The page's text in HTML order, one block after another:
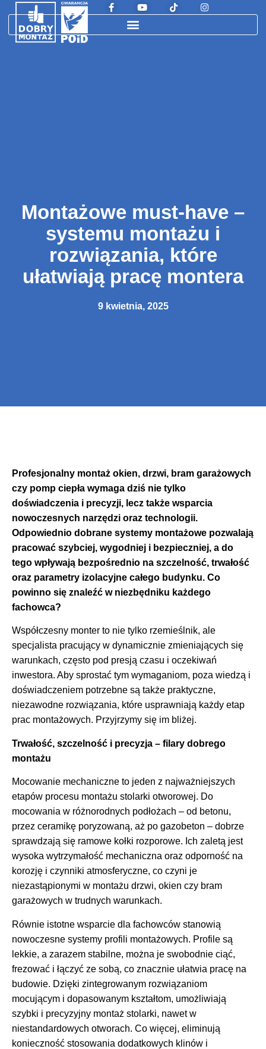
Montażowe must-have –
systemu montażu i
rozwiązania, które
ułatwiają pracę montera
9 kwietnia, 2025
Profesjonalny montaż okien, drzwi, bram garażowych
czy pomp ciepła wymaga dziś nie tylko
doświadczenia i precyzji, lecz także wsparcia
nowoczesnych narzędzi oraz technologii.
Odpowiednio dobrane systemy montażowe pozwalają
pracować szybciej, wygodniej i bezpieczniej, a do
tego wpływają bezpośrednio na szczelność, trwałość
oraz parametry izolacyjne całego budynku. Co
powinno się znaleźć w niezbędniku każdego
fachowca?
Współczesny monter to nie tylko rzemieślnik, ale
specjalista pracujący w dynamicznie zmieniających się
warunkach, często pod presją czasu i oczekiwań
inwestora. Aby sprostać tym wymaganiom, poza wiedzą i
doświadczeniem potrzebne są także praktyczne,
niezawodne rozwiązania, które usprawniają każdy etap
prac montażowych. Przyjrzymy się im bliżej.
Trwałość, szczelność i precyzja – filary dobrego
montażu
Mocowanie mechaniczne to jeden z najważniejszych
etapów procesu montażu stolarki otworowej. Do
mocowania w różnorodnych podłożach – od betonu,
przez ceramikę poryzowaną, aż po gazobeton – dobrze
sprawdzają się ramowe kołki rozporowe. Ich zaletą jest
wysoka wytrzymałość mechaniczna oraz odporność na
korozję i czynniki atmosferyczne, co czyni je
niezastąpionymi w montażu drzwi, okien czy bram
garażowych w trudnych warunkach.
Równie istotne wsparcie dla fachowców stanowią
nowoczesne systemy profili montażowych. Profile są
lekkie, a zarazem stabilne, można je swobodnie ciąć,
frezować i łączyć ze sobą, co znacznie ułatwia pracę na
budowie. Dzięki zintegrowanym rozwiązaniom
mocującym i dopasowanym kształtom, umożliwiają
szybki i precyzyjny montaż stolarki, nawet w
niestandardowych otworach. Co więcej, eliminują
konieczność stosowania dodatkowych klinów i